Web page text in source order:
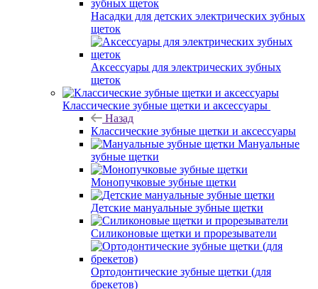
Насадки для детских электрических зубных
щеток
Аксессуары для электрических зубных
щеток
Классические зубные щетки и аксессуары
Назад
Классические зубные щетки и аксессуары
Мануальные
зубные щетки
Монопучковые зубные щетки
Детские мануальные зубные щетки
Силиконовые щетки и прорезыватели
Ортодонтические зубные щетки (для
брекетов)